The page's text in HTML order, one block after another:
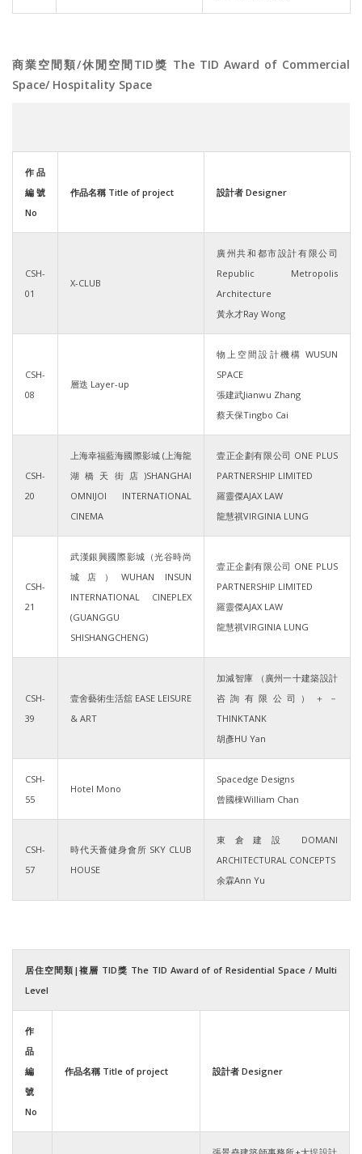
商業空間類/休閒空間TID獎 The TID Award of Commercial
Space/ Hospitality Space
作品
編號
No
作品名稱 Title of project 設計者 Designer
CSH-
01
X-CLUB
廣州共和都市設計有限公司
Republic Metropolis
Architecture
黃永才Ray Wong
CSH-
08
層迭 Layer-up
物上空間設計機構 WUSUN
SPACE
張建武Jianwu Zhang
蔡天保Tingbo Cai
CSH-
20
上海幸福藍海國際影城 (上海龍
湖橋天街店)SHANGHAI
OMNIJOI INTERNATIONAL
CINEMA
壹正企劃有限公司 ONE PLUS
PARTNERSHIP LIMITED
羅靈傑AJAX LAW
龍慧祺VIRGINIA LUNG
CSH-
21
武漢銀興國際影城（光谷時尚
城店）WUHAN INSUN
INTERNATIONAL CINEPLEX
(GUANGGU
SHISHANGCHENG)
壹正企劃有限公司 ONE PLUS
PARTNERSHIP LIMITED
羅靈傑AJAX LAW
龍慧祺VIRGINIA LUNG
CSH-
39
壹舍藝術生活舘 EASE LEISURE
& ART
加減智庫 （廣州一十建築設計
咨詢有限公司）＋－
THINKTANK
胡彥HU Yan
CSH-
55
Hotel Mono
Spacedge Designs
曾國棟William Chan
CSH-
57
時代天薈健身會所 SKY CLUB
HOUSE
東倉建設 DOMANI
ARCHITECTURAL CONCEPTS
余霖Ann Yu
居住空間類|複層 TID獎 The TID Award of of Residential Space / Multi
Level
作
品
編
號
No
作品名稱 Title of project 設計者 Designer